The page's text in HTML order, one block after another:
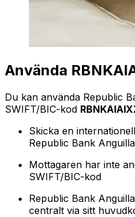
Använda
Du kan använda Republic
SWIFT/BIC-kod
Skicka en
Republic Bank
Mottagaren har inte
SWIFT/BIC-kod
Republic Bank
centralt via sitt